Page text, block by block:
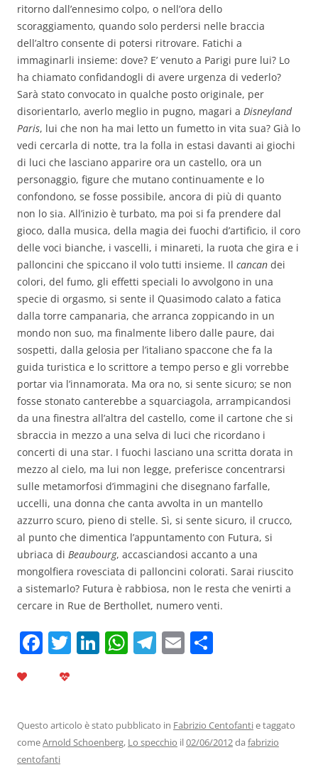
ritorno dall’ennesimo colpo, o nell’ora dello
scoraggiamento, quando solo perdersi nelle braccia
dell’altro consente di potersi ritrovare. Fatichi a
immaginarli insieme: dove? E’ venuto a Parigi pure lui? Lo
ha chiamato confidandogli di avere urgenza di vederlo?
Sarà stato convocato in qualche posto originale, per
disorientarlo, averlo meglio in pugno, magari a Disneyland
Paris, lui che non ha mai letto un fumetto in vita sua? Già lo
vedi cercarla di notte, tra la folla in estasi davanti ai giochi
di luci che lasciano apparire ora un castello, ora un
personaggio, figure che mutano continuamente e lo
confondono, se fosse possibile, ancora di più di quanto
non lo sia. All’inizio è turbato, ma poi si fa prendere dal
gioco, dalla musica, della magia dei fuochi d’artificio, il coro
delle voci bianche, i vascelli, i minareti, la ruota che gira e i
palloncini che spiccano il volo tutti insieme. Il cancan dei
colori, del fumo, gli effetti speciali lo avvolgono in una
specie di orgasmo, si sente il Quasimodo calato a fatica
dalla torre campanaria, che arranca zoppicando in un
mondo non suo, ma finalmente libero dalle paure, dai
sospetti, dalla gelosia per l’italiano spaccone che fa la
guida turistica e lo scrittore a tempo perso e gli vorrebbe
portar via l’innamorata. Ma ora no, si sente sicuro; se non
fosse stonato canterebbe a squarciagola, arrampicandosi
da una finestra all’altra del castello, come il cartone che si
sbraccia in mezzo a una selva di luci che ricordano i
concerti di una star. I fuochi lasciano una scritta dorata in
mezzo al cielo, ma lui non legge, preferisce concentrarsi
sulle metamorfosi d’immagini che disegnano farfalle,
uccelli, una donna che canta avvolta in un mantello
azzurro scuro, pieno di stelle. Sì, si sente sicuro, il crucco,
al punto che dimentica l’appuntamento con Futura, si
ubriaca di Beaubourg, accasciandosi accanto a una
mongolfiera rovesciata di palloncini colorati. Sarai riuscito
a sistemarlo? Futura è rabbiosa, non le resta che venirti a
cercare in Rue de Berthollet, numero venti.
F
b
o
T Li
dI
n
W
A
p
T
a
m
E
vi
di
Questo articolo è stato pubblicato in Fabrizio Centofantie taggato
comeArnold Schoenberg, Lo specchio il02/06/2012da fabrizio
centofanti